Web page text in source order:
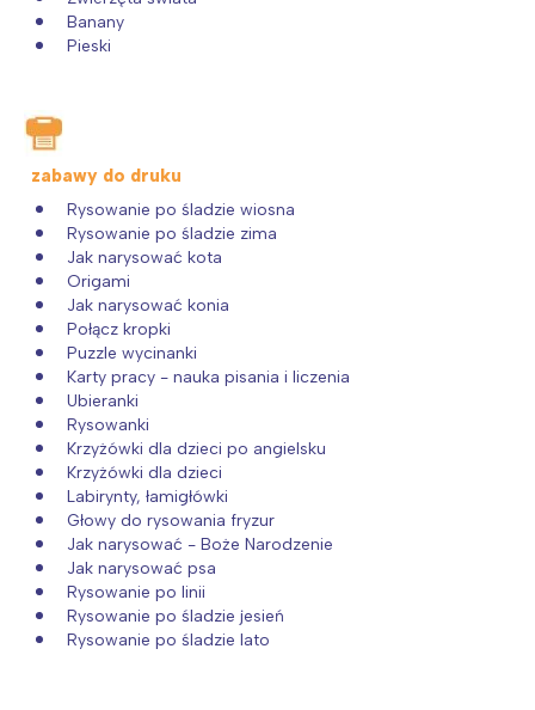
Banany
Pieski
zabawy do druku
Rysowanie po śladzie wiosna
Rysowanie po śladzie zima
Jak narysować kota
Origami
Jak narysować konia
Połącz kropki
Puzzle wycinanki
Karty pracy - nauka pisania i liczenia
Ubieranki
Rysowanki
Krzyżówki dla dzieci po angielsku
Krzyżówki dla dzieci
Labirynty, łamigłówki
Głowy do rysowania fryzur
Jak narysować - Boże Narodzenie
Jak narysować psa
Rysowanie po linii
Rysowanie po śladzie jesień
Rysowanie po śladzie lato